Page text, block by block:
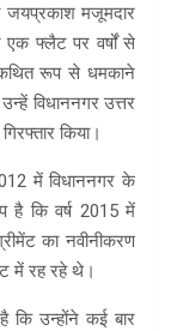
मजूमदार
एक फ्लैट पर वर्षों से
रूप से धमकाने
विधाननगर उत्तर
किया।
में विधाननगर के
है कि वर्ष 2015 में
का नवीनीकरण
में रह रहे थे।
कि उन्होंने कई बार